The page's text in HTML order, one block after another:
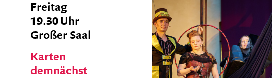
zum
Ticket
Shop
Freitag
19.30 Uhr
Großer Saal
Karten
demnächst